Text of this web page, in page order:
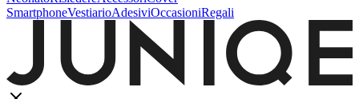
SmartphoneVestiarioAdesiviOccasioniRegali